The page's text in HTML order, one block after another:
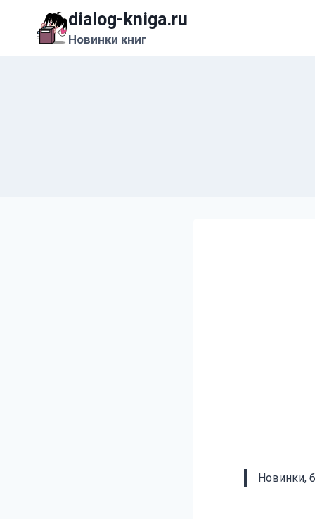
содержимому
dialog-kniga.ru
Новинки книг
Новинки,